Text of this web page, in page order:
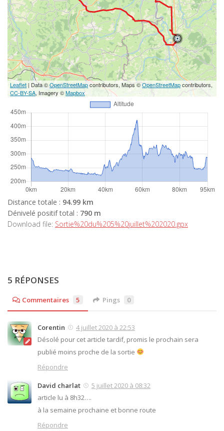
Leaflet | Data ©OpenStreetMapcontributors, Maps ©OpenStreetMapcontributors,
CC-BY-SA, Imagery ©Mapbox
Distance totale : 94.99 km
Dénivelé positif total : 790 m
Download file: Sortie%20du%205%20juillet%202020.gpx
5 RÉPONSES
Commentaires 5 Pings 0
Corentin
4 juillet 2020 à 22:53
Désolé pour cet article tardif, promis le prochain sera
publié moins proche de la sortie
Répondre
David charlat
5 juillet 2020 à 08:32
article lu à 8h32….
à la semaine prochaine et bonne route
Répondre